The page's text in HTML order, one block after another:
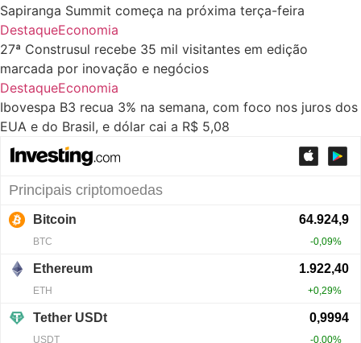
Sapiranga Summit começa na próxima terça-feira
DestaqueEconomia
27ª Construsul recebe 35 mil visitantes em edição
marcada por inovação e negócios
DestaqueEconomia
Ibovespa B3 recua 3% na semana, com foco nos juros dos
EUA e do Brasil, e dólar cai a R$ 5,08